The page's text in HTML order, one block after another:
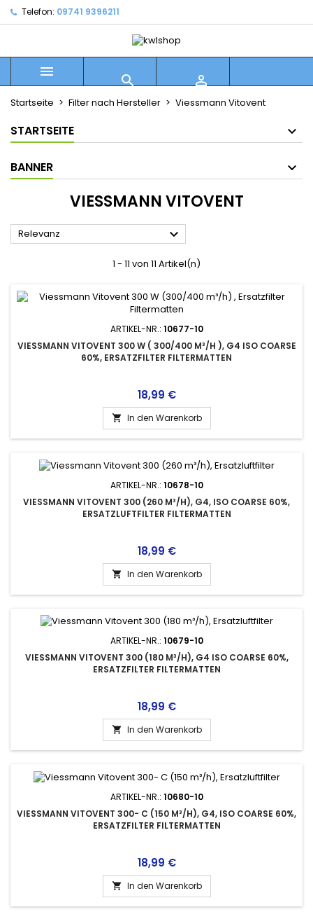
Telefon: 09741 9396211
  
Startseite Filter nach Hersteller Viessmann Vitovent
STARTSEITE
BANNER
VIESSMANN VITOVENT
Relevanz 
1 - 11 von 11 Artikel(n)
ARTIKEL-NR.: 10677-10
VIESSMANN VITOVENT 300 W ( 300/400 M³/H ), G4 ISO COARSE
60%, ERSATZFILTER FILTERMATTEN
Preis
18,99 €
 In den Warenkorb
ARTIKEL-NR.: 10678-10
VIESSMANN VITOVENT 300 (260 M³/H), G4, ISO COARSE 60%,
ERSATZLUFTFILTER FILTERMATTEN
Preis
18,99 €
 In den Warenkorb
ARTIKEL-NR.: 10679-10
VIESSMANN VITOVENT 300 (180 M³/H), G4 ISO COARSE 60%,
ERSATZFILTER FILTERMATTEN
Preis
18,99 €
 In den Warenkorb
ARTIKEL-NR.: 10680-10
VIESSMANN VITOVENT 300- C (150 M³/H), G4, ISO COARSE 60%,
ERSATZFILTER FILTERMATTEN
Preis
18,99 €
 In den Warenkorb